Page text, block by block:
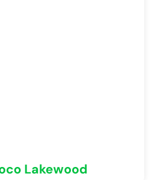
Lakewood